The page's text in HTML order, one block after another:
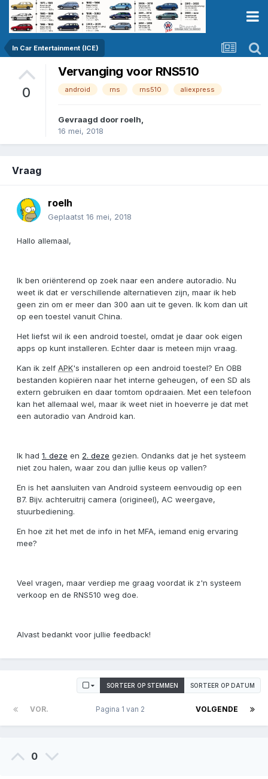
In Car Entertainment (ICE)
0
Vervanging voor RNS510
android rns rns510 aliexpress
Gevraagd door roelh,
16 mei, 2018
Vraag
roelh
Geplaatst 16 mei, 2018
Hallo allemaal,
Ik ben oriënterend op zoek naar een andere autoradio. Nu
weet ik dat er verschillende alternatieven zijn, maar ik heb
geen zin om er meer dan 300 aan uit te geven. Ik kom dan uit
op een toestel vanuit China.
Het liefst wil ik een android toestel, omdat je daar ook eigen
apps op kunt installeren. Echter daar is meteen mijn vraag.
Kan ik zelf APK's installeren op een android toestel? En OBB
bestanden kopiëren naar het interne geheugen, of een SD als
extern gebruiken en daar tomtom opdraaien. Met een telefoon
kan het allemaal wel, maar ik weet niet in hoeverre je dat met
een autoradio van Android kan.
Ik had 1. deze en 2. deze gezien. Ondanks dat je het systeem
niet zou halen, waar zou dan jullie keus op vallen?
En is het aansluiten van Android systeem eenvoudig op een
B7. Bijv. achteruitrij camera (origineel), AC weergave,
stuurbediening.
En hoe zit het met de info in het MFA, iemand enig ervaring
mee?
Veel vragen, maar verdiep me graag voordat ik z'n systeem
verkoop en de RNS510 weg doe.
Alvast bedankt voor jullie feedback!
SORTEER OP STEMMEN SORTEER OP DATUM
VOR. VOLGENDE
Pagina 1 van 2
0